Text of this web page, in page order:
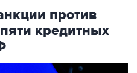
против
кредитных